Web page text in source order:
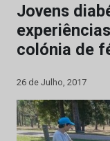
Jovens
colónia de
26 de Julho, 2017